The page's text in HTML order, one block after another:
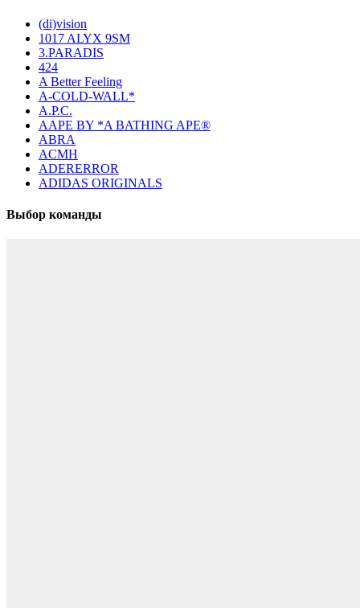
(di)vision
1017 ALYX 9SM
3.PARADIS
424
A Better Feeling
A-COLD-WALL*
A.P.C.
AAPE BY *A BATHING APE®
ABRA
ACMH
ADERERROR
ADIDAS ORIGINALS
Выбор команды